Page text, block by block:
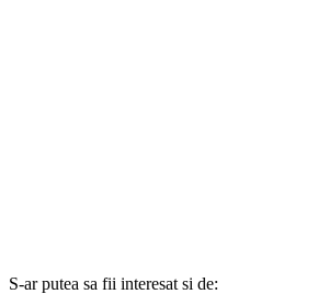
S-ar putea sa fii interesat si de: